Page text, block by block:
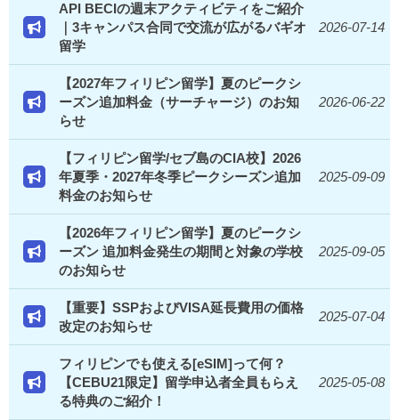
API BECIの週末アクティビティをご紹介
｜3キャンパス合同で交流が広がるバギオ
留学
2026-07-14
【2027年フィリピン留学】夏のピークシ
ーズン追加料金（サーチャージ）のお知
らせ
2026-06-22
【フィリピン留学/セブ島のCIA校】2026
年夏季・2027年冬季ピークシーズン追加
料金のお知らせ
2025-09-09
【2026年フィリピン留学】夏のピークシ
ーズン 追加料金発生の期間と対象の学校
のお知らせ
2025-09-05
【重要】SSPおよびVISA延長費用の価格
改定のお知らせ
2025-07-04
フィリピンでも使える[eSIM]って何？
【CEBU21限定】留学申込者全員もらえ
る特典のご紹介！
2025-05-08